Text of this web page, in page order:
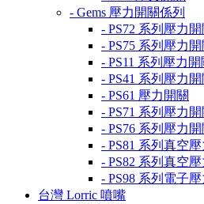
- Gems 壓力開關係列
- PS72 系列壓力開
- PS75 系列壓力開
- PS11 系列壓力開
- PS41 系列壓力開
- PS61 壓力開關
- PS71 系列壓力開
- PS76 系列壓力開
- PS81 系列真空
- PS82 系列真空
- PS98 系列電子
台灣 Lorric 噴嘴